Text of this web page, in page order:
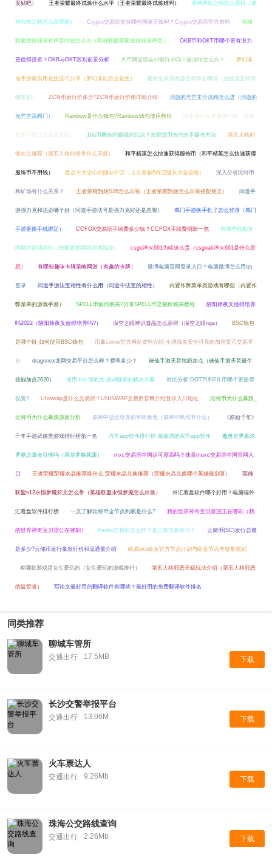
度贴吧） 王者荣耀最终试炼什么水平（王者荣耀最终试炼难吗） 原神共饮之杯怎么获得（原
神共饮之杯怎么获得的） Crypto交易所支持哪些国家正规吗？Crypto交易所官方资料 英雄
联盟放技能没有声音特效怎么办（英雄联盟里面放技能没声音） OKB币和OKT币哪个更有潜力
更值得投资？OKB与OKT区别前景分析 火币网提现会封银行卡吗？被冻结怎么办？ 梦幻诛
仙手游最实用化生技巧分享（梦幻诛仙怎么化生） 魔兽世界强效虚空精华在哪得（强效虚空精华
哪里刷） ZCN币发行价多少?ZCN币发行价格详细介绍 消逝的光芒主分流阀怎么进（消逝的
光芒主流阀门） Rainbow是什么钱包?Rainbow钱包使用教程 lol手游日女皮肤哪个好（英雄
联盟手游日女出装天赋） 10u币圈合约最稳的玩法？加密货币合约永不爆仓方法 第五人格前
锋加点推荐（第五人格前锋带什么天赋） 和平精英怎么快速获得服饰币（和平精英怎么快速获得
服饰币不用钱） 盘点十大忠心的随从护卫（上古卷轴5侍卫随从大全攻略） 深入分析比特币
和矿场有什么关系？ 王者荣耀甄姬S26怎么出装（王者荣耀甄姬怎么出装搭配铭文） 问道手
游强力克和法必哪个好（问道手游法号是强力克好还是忽视） 蜀门手游换手机了怎么登录（蜀门
手游更换手机绑定） CCFOX交易所手续费多少钱？CCFOX手续费明细一览 有哪些低配置
的网络游戏好玩（低配置的网络游戏端游） csgo淬火661为啥这么贵（csgoak淬火661是什么意
思） 有哪些趣味卡牌策略网游（有趣的卡牌） 微博电脑官网登录入口？电脑微博怎么用qq
登录 问道手游法宝相性有什么用（问道中法宝的相性） 内置作弊菜单类游戏有哪些（内置作
弊菜单的游戏手游） SPELL币如何购买?分享SPELL币交易所购买教程 阴阳师夜叉值得培养
吗2022（阴阳师夜叉值得培养吗?） 深空之眼神识凝晶怎么获得（深空之眼nga） BSC钱包
是哪个链 如何使用BSC钱包 币赢coinw官方网站资料介绍-全球领先安全可靠的加密货币交易平
台 dragonex龙网交易平台怎么样？费率多少？ 诛仙手游天音纯奶加点（诛仙手游天音最牛
技能加点2020） 使用.bat 随机生成url链接的解决方案 对比分析:DOT币和FIL币哪个更值得
投资? Uniswap是什么交易所？UNISWAP交易所官网介绍登录入口地址 比特币为什么暴跌_
比特币为什么暴跌原因分析 原神中适合培养的平民角色（原神平民培养什么） 《原始千年》
千年手游武侠类游戏排行榜第一名 汽车app软件排行榜 最靠谱的买车app软件 魔兽世界基尔
罗格之眼会引怪吗（基尔罗格死眼） mxc交易所中国认可度高吗？抹茶mexc交易所中国官网入
口 王者荣耀荣耀水晶推荐换什么 荣耀水晶兑换推荐（荣耀水晶兑换哪个英雄最划算） 英雄
联盟s12永恒梦魇符文怎么带（英雄联盟永恒梦魇怎么出装） 外汇看盘软件哪个好用？电脑端外
汇看盘软件排行榜 一文了解比特币全节点到底是什么? 我的世界神奇宝贝蕾冠王在哪刷（我
的世界神奇宝贝雷公在哪刷） Paribu交易所怎么样？是正规交易所吗？ 云储币(SC)发行总量
是多少?云储币发行量发行价和流通量介绍 欧易okx欧意官方节点计划与欧意节点考核量规则
有哪款游戏是女生爱玩的（女生爱玩的游戏排行） 第五人格邪恶天赋玩法介绍（第五人格邪恶
的监管者） 写论文最好用的翻译软件有哪些？最好用的免费翻译软件排名
同类推荐
聊城车管所
交通出行 17.5MB 下载
长沙交警举报平台
交通出行 13.06M 下载
火车票达人
交通出行 9.26Mb 下载
珠海公交路线查询
交通出行 2.26Mb 下载